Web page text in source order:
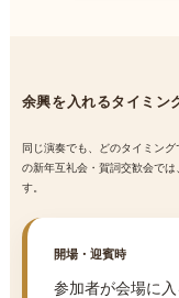
余興を入れるタイミン
同じ演奏でも、どのタイミン
の新年互礼会・賀詞交歓会で
す。
開場・迎賓時
参加者が会場に